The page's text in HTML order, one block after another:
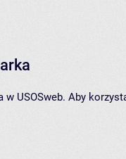
w USOSweb. Aby